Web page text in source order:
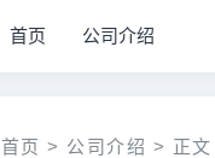
首页 公司介绍
首页 > 公司介绍 > 正文